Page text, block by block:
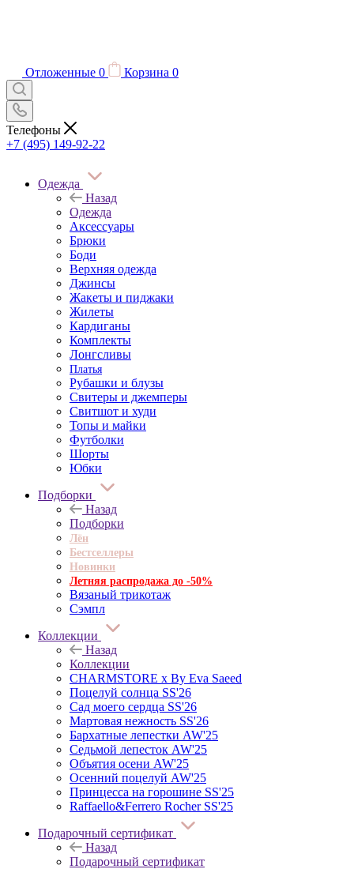
Отложенные 0 Корзина 0
Телефоны
+7 (495) 149-92-22
Одежда
Назад
Одежда
Аксессуары
Брюки
Боди
Верхняя одежда
Джинсы
Жакеты и пиджаки
Жилеты
Кардиганы
Комплекты
Лонгсливы
Платья
Рубашки и блузы
Свитеры и джемперы
Свитшот и худи
Топы и майки
Футболки
Шорты
Юбки
Подборки
Назад
Подборки
Лён
Бестселлеры
Новинки
Летняя распродажа до -50%
Вязаный трикотаж
Сэмпл
Коллекции
Назад
Коллекции
CHARMSTORE х By Eva Saeed
Поцелуй солнца SS'26
Сад моего сердца SS'26
Мартовая нежность SS'26
Бархатные лепестки AW'25
Седьмой лепесток AW'25
Объятия осени AW'25
Осенний поцелуй AW'25
Принцесса на горошине SS'25
Raffaello&Ferrero Rocher SS'25
Подарочный сертификат
Назад
Подарочный сертификат